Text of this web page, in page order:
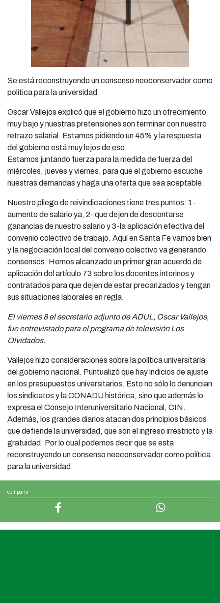
compartir
Se está reconstruyendo un consenso neoconservador como
política para la universidad
Oscar Vallejos explicó que el gobierno hizo un ofrecimiento
muy bajo y nuestras pretensiones son terminar con nuestro
retrazo salarial. Estamos pidiendo un 45% y la respuesta
del gobierno está muy lejos de eso.
Estamos juntando fuerza para la medida de fuerza del
miércoles, jueves y viernes, para que el gobierno escuche
nuestras demandas y haga una oferta que sea aceptable.
Nuestro pliego de reivindicaciones tiene tres puntos: 1-
aumento de salario ya, 2- que dejen de descontarse
ganancias de nuestro salario y 3-la aplicación efectiva del
convenio colectivo de trabajo. Aquí en Santa Fe vamos bien
y la negociación local del convenio colectivo va generando
consensos. Hemos alcanzado un primer gran acuerdo de
aplicación del artículo 73 sobre los docentes interinos y
contratados para que dejen de estar precarizados y tengan
sus situaciones laborales en regla.
El viernes 8 el secretario adjunto de ADUL, Oscar Vallejos,
fue entrevistado para el programa de televisión Los
Olvidados.
Vallejos hizo consideraciones sobre la política universitaria
del gobierno nacional. Puntualizó que hay indicios de ajuste
en los presupuestos universitarios. Esto no sólo lo denuncian
los sindicatos y la CONADU histórica, sino que además lo
expresa el Consejo Interuniversitario Nacional, CIN.
Además, los grandes diarios atacan dos principios básicos
que defiende la universidad, que son el ingreso irrestricto y la
gratuidad. Por lo cual podemos decir que se esta
reconstruyendo un consenso neoconservador como política
para la universidad.